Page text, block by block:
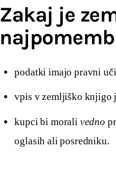
Zakaj je
podatki imajo pravni
vpis v zemljiško knjigo
kupci bi morali vedno
oglasih ali posredniku.